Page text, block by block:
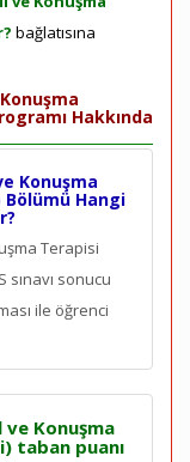
bağlatısına
Hakkında
Konuşma
Hangi
Terapisi
sınavı sonucu
ile öğrenci
Konuşma
taban puanı